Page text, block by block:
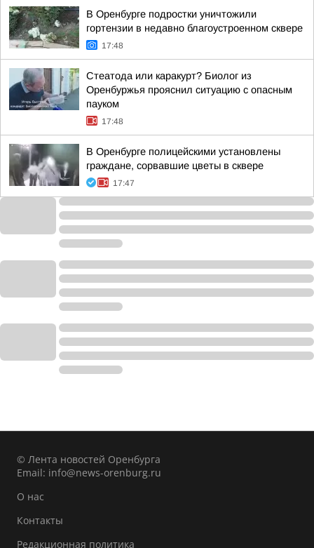
В Оренбурге подростки уничтожили
гортензии в недавно благоустроенном сквере
17:48
Стеатода или каракурт? Биолог из
Оренбуржья прояснил ситуацию с опасным
пауком
17:48
В Оренбурге полицейскими установлены
граждане, сорвавшие цветы в сквере
17:47
© Лента новостей Оренбурга
Email: info@news-orenburg.ru
О нас
Контакты
Редакционная политика